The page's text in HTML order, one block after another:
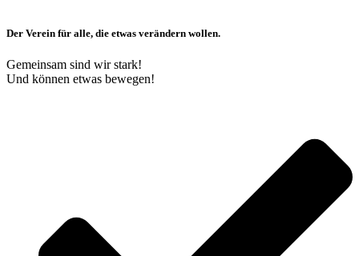
Der Verein für alle, die etwas verändern wollen.
Gemeinsam sind wirstark!
Und können etwas bewegen!